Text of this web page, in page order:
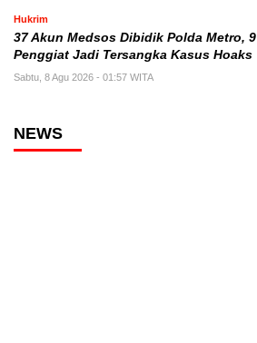
Hukrim
37 Akun Medsos Dibidik Polda Metro, 9
Penggiat Jadi Tersangka Kasus Hoaks
Sabtu, 8 Agu 2026 - 01:57 WITA
NEWS